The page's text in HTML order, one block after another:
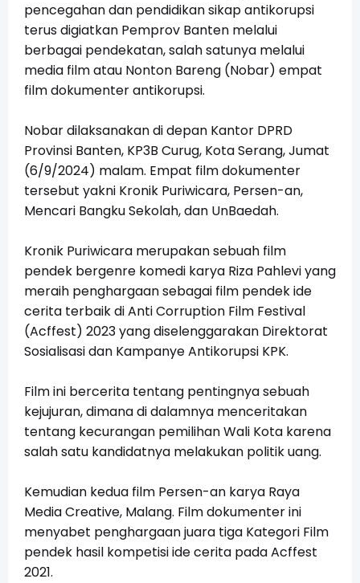
pencegahan dan pendidikan sikap antikorupsi
terus digiatkan Pemprov Banten melalui
berbagai pendekatan, salah satunya melalui
media film atau Nonton Bareng (Nobar) empat
film dokumenter antikorupsi.
Nobar dilaksanakan di depan Kantor DPRD
Provinsi Banten, KP3B Curug, Kota Serang, Jumat
(6/9/2024) malam. Empat film dokumenter
tersebut yakni Kronik Puriwicara, Persen-an,
Mencari Bangku Sekolah, dan UnBaedah.
Kronik Puriwicara merupakan sebuah film
pendek bergenre komedi karya Riza Pahlevi yang
meraih penghargaan sebagai film pendek ide
cerita terbaik di Anti Corruption Film Festival
(Acffest) 2023 yang diselenggarakan Direktorat
Sosialisasi dan Kampanye Antikorupsi KPK.
Film ini bercerita tentang pentingnya sebuah
kejujuran, dimana di dalamnya menceritakan
tentang kecurangan pemilihan Wali Kota karena
salah satu kandidatnya melakukan politik uang.
Kemudian kedua film Persen-an karya Raya
Media Creative, Malang. Film dokumenter ini
menyabet penghargaan juara tiga Kategori Film
pendek hasil kompetisi ide cerita pada Acffest
2021.